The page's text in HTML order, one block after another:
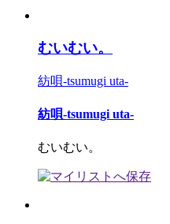
むいむい。
紡唄-tsumugi uta-
紡唄-tsumugi uta-
むいむい。